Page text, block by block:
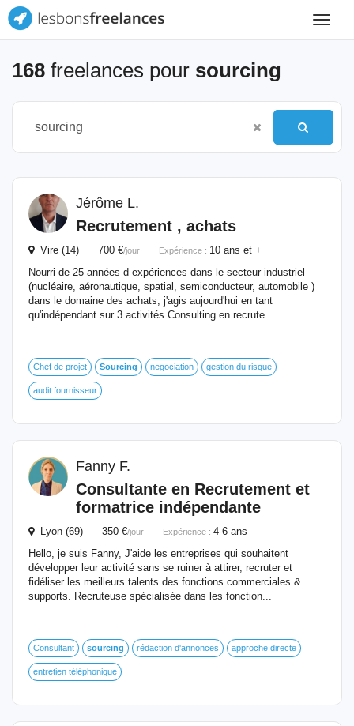
Toggle
168 freelances pour sourcing
Jérôme L.
Recrutement , achats
Vire (14) 700 €/jour Expérience : 10 ans et +
Nourri de 25 années d expériences dans le secteur industriel
(nucléaire, aéronautique, spatial, semiconducteur, automobile )
dans le domaine des achats, j'agis aujourd'hui en tant
qu'indépendant sur 3 activités Consulting en recrute...
Chef de projet Sourcing negociation gestion du risque
audit fournisseur
Fanny F.
Consultante en Recrutement et
formatrice indépendante
Lyon (69) 350 €/jour Expérience : 4-6 ans
Hello, je suis Fanny, J'aide les entreprises qui souhaitent
développer leur activité sans se ruiner à attirer, recruter et
fidéliser les meilleurs talents des fonctions commerciales &
supports. Recruteuse spécialisée dans les fonction...
Consultant sourcing rédaction d'annonces approche directe
entretien téléphonique